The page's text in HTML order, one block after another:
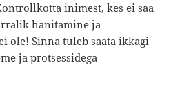
inimest, kes ei saa
hanitamine ja
ole! Sinna tuleb saata ikkagi
ja protsessidega